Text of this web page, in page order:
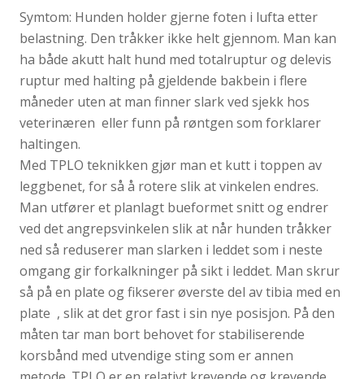
Symtom: Hunden holder gjerne foten i lufta etter
belastning. Den tråkker ikke helt gjennom. Man kan
ha både akutt halt hund med totalruptur og delevis
ruptur med halting på gjeldende bakbein i flere
måneder uten at man finner slark ved sjekk hos
veterinæren eller funn på røntgen som forklarer
haltingen.
Med TPLO teknikken gjør man et kutt i toppen av
leggbenet, for så å rotere slik at vinkelen endres.
Man utfører et planlagt bueformet snitt og endrer
ved det angrepsvinkelen slik at når hunden tråkker
ned så reduserer man slarken i leddet som i neste
omgang gir forkalkninger på sikt i leddet. Man skrur
så på en plate og fikserer øverste del av tibia med en
plate , slik at det gror fast i sin nye posisjon. På den
måten tar man bort behovet for stabiliserende
korsbånd med utvendige sting som er annen